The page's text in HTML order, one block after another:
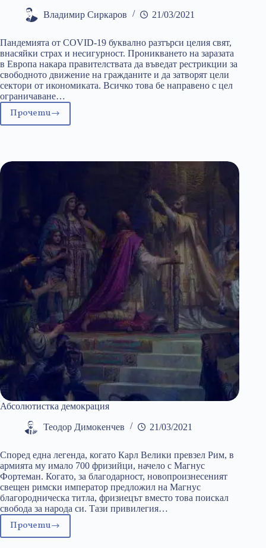
Владимир Сиркаров 21/03/2021
Пандемията от COVID-19 буквално разтърси целия свят,
внасяйки страх и несигурност. Проникването на заразата
в Европа накара правителствата да въведат рестрикции за
свободното движение на гражданите и да затворят цели
сектори от икономиката. Всичко това бе направено с цел
ограничаване…
Прочети
Какво
Абсолютистка демокрация
Теодор Димокенчев 21/03/2021
Според една легенда, когато Карл Велики превзел Рим, в
армията му имало 700 фризийци, начело с Магнус
Фортеман. Когато, за благодарност, новопроизнесеният
свещен римски император предложил на Магнус
благородническа титла, фризиецът вместо това поискал
свобода за народа си. Тази привилегия…
ПрочетиАбсолютистка